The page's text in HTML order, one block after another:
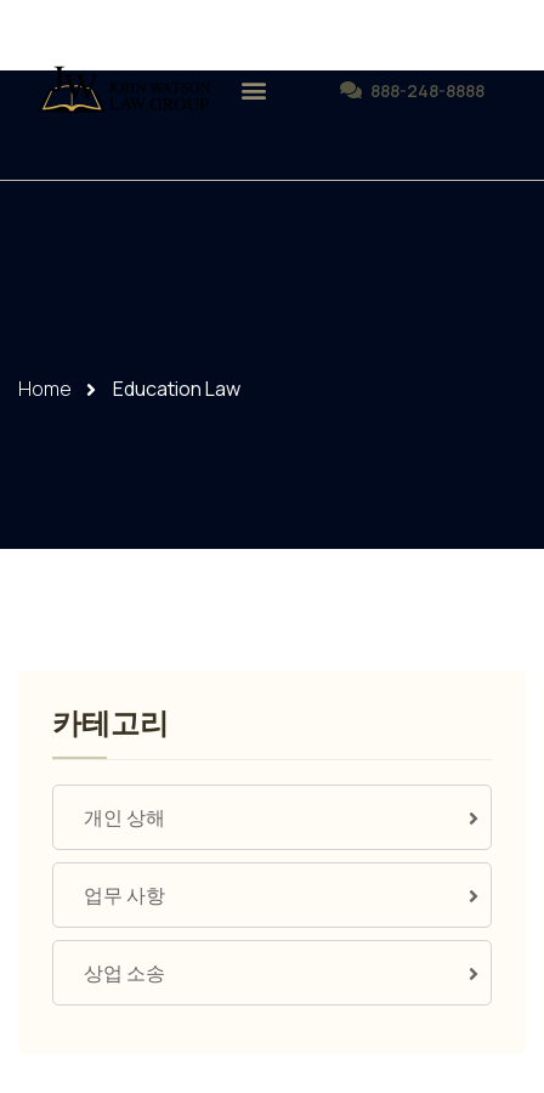
888-248-8888
Home Education Law
카테고리
개인 상해
업무 사항
상업 소송